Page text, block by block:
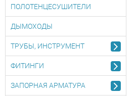
ПОЛОТЕНЦЕСУШИТЕЛИ
ДЫМОХОДЫ
ТРУБЫ, ИНСТРУМЕНТ
ФИТИНГИ
ЗАПОРНАЯ АРМАТУРА